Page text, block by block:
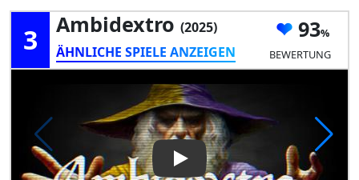
3 Ambidextro (2025)
ÄHNLICHE SPIELE ANZEIGEN
93
BEWERTUNG
Play Video: Ambidextro